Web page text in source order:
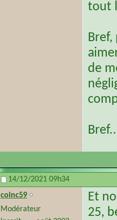
tout
Bref,
de
Bref..
14/12/2021 09h34
coinc59
Modérateur
Et
25,